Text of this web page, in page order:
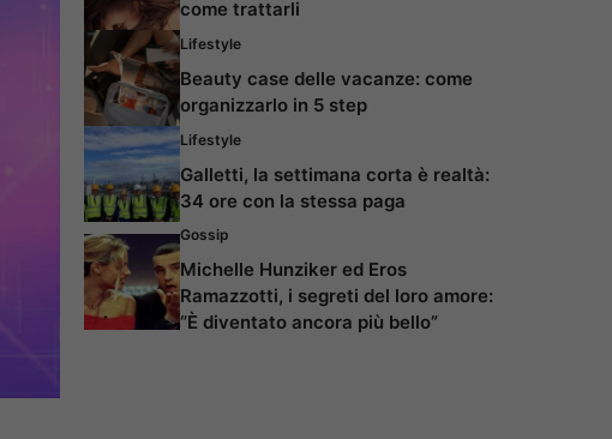
come trattarli
Lifestyle
Beauty case delle vacanze: come
organizzarlo in 5 step
Lifestyle
Galletti, la settimana corta è realtà:
34 ore con la stessa paga
Gossip
Michelle Hunziker ed Eros
Ramazzotti, i segreti del loro amore:
“È diventato ancora più bello”